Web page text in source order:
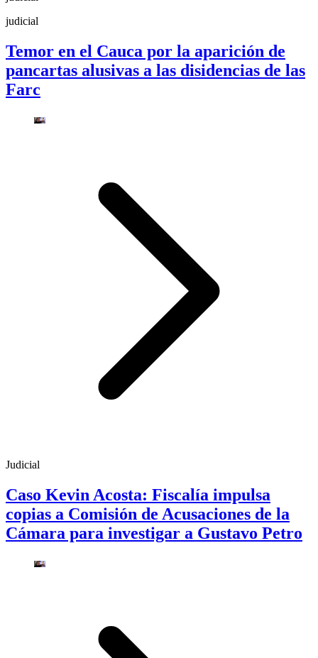
judicial
Temor en el Cauca por la aparición de
pancartas alusivas a las disidencias de las
Farc
Judicial
Caso Kevin Acosta: Fiscalía impulsa
copias a Comisión de Acusaciones de la
Cámara para investigar a Gustavo Petro